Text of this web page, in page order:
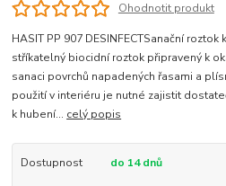
Ohodnotit produkt
HASIT PP 907 DESINFECTSanační
stříkatelný biocidní roztok připravený k
sanaci povrchů napadených řasami a
použití v interiéru je nutné zajistit
k hubení... celý popis
Dostupnost do 14 dnů